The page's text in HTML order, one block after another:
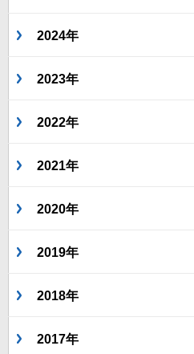
2024年
2023年
2022年
2021年
2020年
2019年
2018年
2017年